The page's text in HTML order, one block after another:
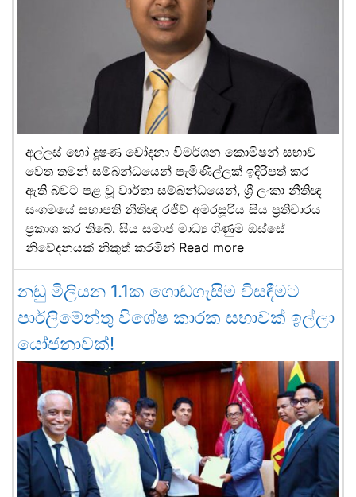
අල්ලස් හෝ දූෂණ චෝදනා විමර්ශන කොමිෂන් සභාව
වෙත තමන් සම්බන්ධයෙන් පැමිණිල්ලක් ඉදිරිපත් කර
ඇති බවට පළ වූ වාර්තා සම්බන්ධයෙන්, ශ්‍රී ලංකා නීතිඥ
සංගමයේ සභාපති නීතිඥ රජීව් අමරසූරිය සිය ප්‍රතිචාරය
ප්‍රකාශ කර තිබේ. සිය සමාජ මාධ්‍ය ගිණුම ඔස්සේ
නිවේදනයක් නිකුත් කරමින් Read more
නඩු මිලියන 1.1ක ගොඩගැසීම විසඳීමට
පාර්ලිමේන්තු විශේෂ කාරක සභාවක් ඉල්ලා
යෝජනාවක්!